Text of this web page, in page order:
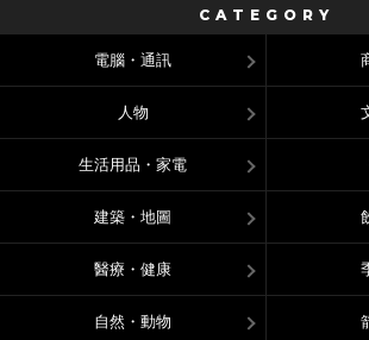
CATEGORY
電腦・通訊
人物
生活用品・家電
建築・地圖
醫療・健康
自然・動物